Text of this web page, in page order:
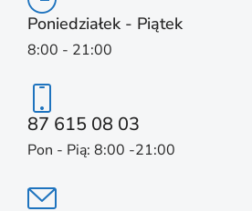
Poniedziałek - Piątek
8:00 - 21:00
87 615 08 03
Pon - Pią: 8:00 -21:00